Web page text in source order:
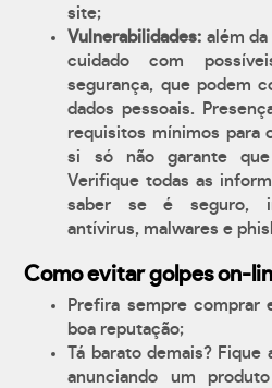
site;
Vulnerabilidades: além
cuidado com
segurança, que podem
dados pessoais.
requisitos mínimos para
si só não garante
Verifique todas as
saber se é seguro,
antívirus, malwares e
Como evitar golpes on-
Prefira sempre comprar
boa reputação;
Tá barato demais?
anunciando um